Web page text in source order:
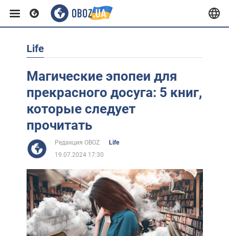
Европа
США
Азия
Африка
Жизнь
Лайфхаки
Life
Магические эпопеи для
прекрасного досуга: 5 книг,
которые следует
прочитать
Редакция OBOZ
Life
19.07.2024 17:30